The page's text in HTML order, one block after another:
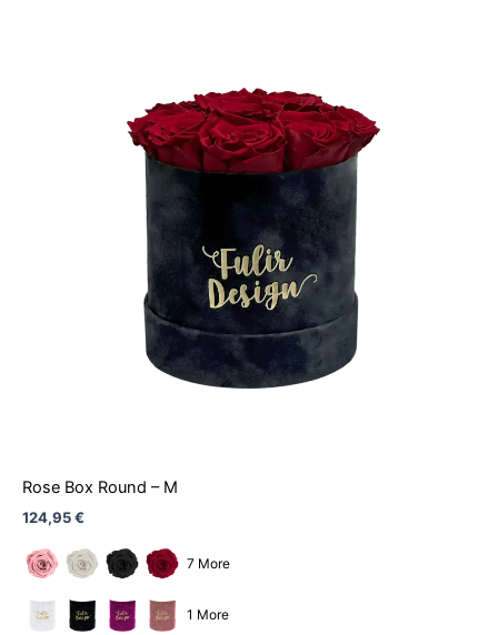
Rose Box Round – M
124,95€
7 More
1 More